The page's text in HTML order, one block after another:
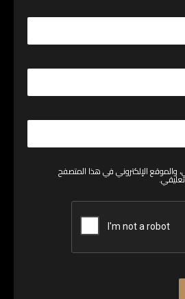
والموقع الإلكتروني في هذا المتصفح